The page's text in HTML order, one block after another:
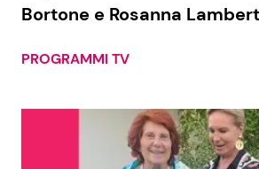
Festività
Bortone e Rosanna
PROGRAMMI TV